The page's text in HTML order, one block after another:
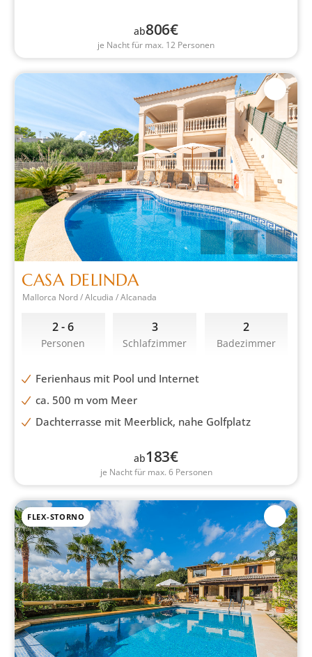
ab806€
je Nacht für max. 12 Personen
CASA DELINDA
Mallorca Nord / Alcudia / Alcanada
2 - 6
Personen
3
Schlafzimmer
2
Badezimmer
Ferienhaus mit Pool und Internet
ca. 500 m vom Meer
Dachterrasse mit Meerblick, nahe Golfplatz
ab183€
je Nacht für max. 6 Personen
FLEX-STORNO